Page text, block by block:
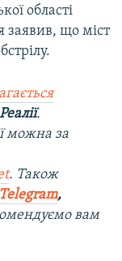
області
заявив, що міст
.
можна за
. Також
Telegram,
вам